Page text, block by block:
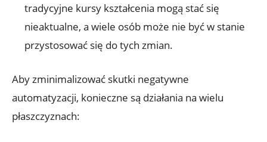
tradycyjne kursy kształcenia mogą stać się
nieaktualne, a​ wiele osób może nie ⁣być w stanie⁤
przystosować ⁢się do tych zmian.
Aby‍ zminimalizować skutki negatywne
automatyzacji, konieczne są działania na⁣ wielu
⁢płaszczyznach: